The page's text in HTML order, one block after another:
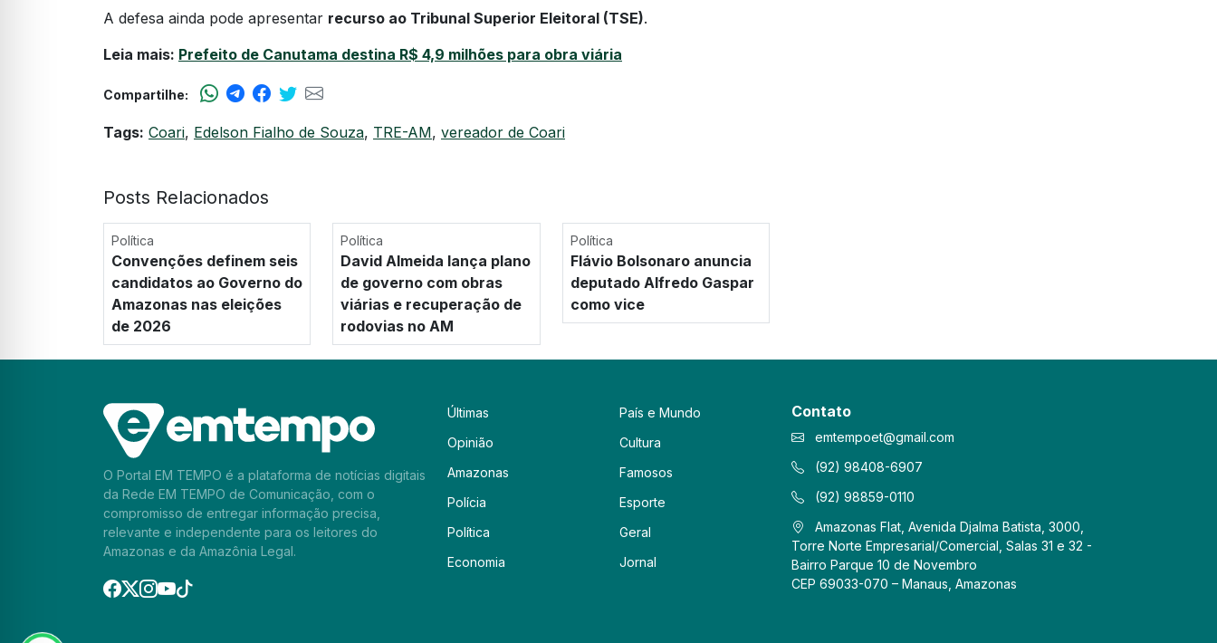
A defesa ainda pode apresentar recurso ao Tribunal Superior Eleitoral (TSE).
Leia mais: Prefeito de Canutama destina R$ 4,9 milhões para obra viária
Compartilhe:
Tags: Coari, Edelson Fialho de Souza, TRE-AM, vereador de Coari
Posts Relacionados
Política
Convenções definem seis
candidatos ao Governo do
Amazonas nas eleições
de 2026
Política
David Almeida lança plano
de governo com obras
viárias e recuperação de
rodovias no AM
Política
Flávio Bolsonaro anuncia
deputado Alfredo Gaspar
como vice
O Portal EM TEMPO é a plataforma de notícias digitais
da Rede EM TEMPO de Comunicação, com o
compromisso de entregar informação precisa,
relevante e independente para os leitores do
Amazonas e da Amazônia Legal.
Últimas
Opinião
Amazonas
Polícia
Política
Economia
País e Mundo
Cultura
Famosos
Esporte
Geral
Jornal
Contato
emtempoet@gmail.com
(92) 98408-6907
(92) 98859-0110
Amazonas Flat, Avenida Djalma Batista, 3000,
Torre Norte Empresarial/Comercial, Salas 31 e 32 -
Bairro Parque 10 de Novembro
CEP 69033-070 – Manaus, Amazonas